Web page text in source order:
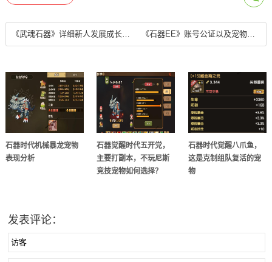
《武魂石器》详细新人发展成长攻略 《石器EE》账号公证以及宠物次数找回
石器时代机械暴龙宠物
表现分析
石器觉醒时代五开党，
主要打副本，不玩尼斯
竞技宠物如何选择？
石器时代觉醒八爪鱼，
这是克制组队复活的宠
物
发表评论：